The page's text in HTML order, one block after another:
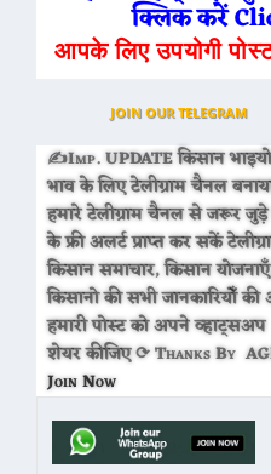
क्लिक करें
आपके लिए उपयोगी
JOIN OUR TELEGRAM
✍Imp. UPDATE किसान
भाव के लिए टेलीग्राम चैनल
हमारे टेलीग्राम चैनल से जरूर
के फ्री अलर्ट प्राप्त कर सकें
किसान समाचार, किसान
किसानो की सभी जानकारियोँ
हमारी पोस्ट को अपने
शेयर कीजिए ⟳ Thanks By
Join Now